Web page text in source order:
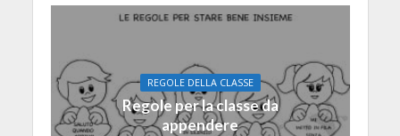
REGOLE DELLA CLASSE
Regole per la classe da
appendere